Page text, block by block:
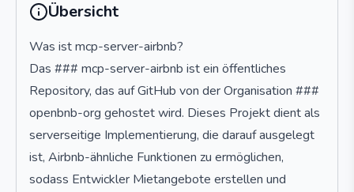
Übersicht
Was ist mcp-server-airbnb?
Das ### mcp-server-airbnb ist ein öffentliches
Repository, das auf GitHub von der Organisation ###
openbnb-org gehostet wird. Dieses Projekt dient als
serverseitige Implementierung, die darauf ausgelegt
ist, Airbnb-ähnliche Funktionen zu ermöglichen,
sodass Entwickler Mietangebote erstellen und